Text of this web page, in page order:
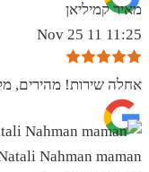
מאיר קמיליאן
11:25 11 Nov 25
אחלה שירות! מהירים,
Nahman maman